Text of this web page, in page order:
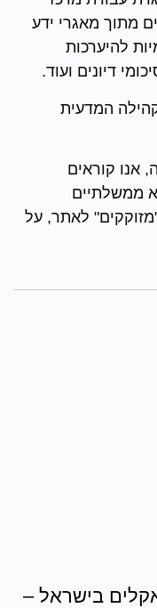
מתוך מאגרי ידע
להיערכות
דיונים ועוד.
המדעית
אנו קוראים
ממשלתיים
לאתר, על
אקלים בישראל –